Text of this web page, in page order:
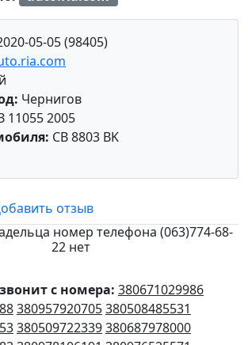
05-05 (98405)
Чернигов
11055 2005
CB 8803 BK
отзыв
номер телефона (063)774-68-
22 нет
с номера: 380671029986
380957920705380508485531
380509722339380687978000